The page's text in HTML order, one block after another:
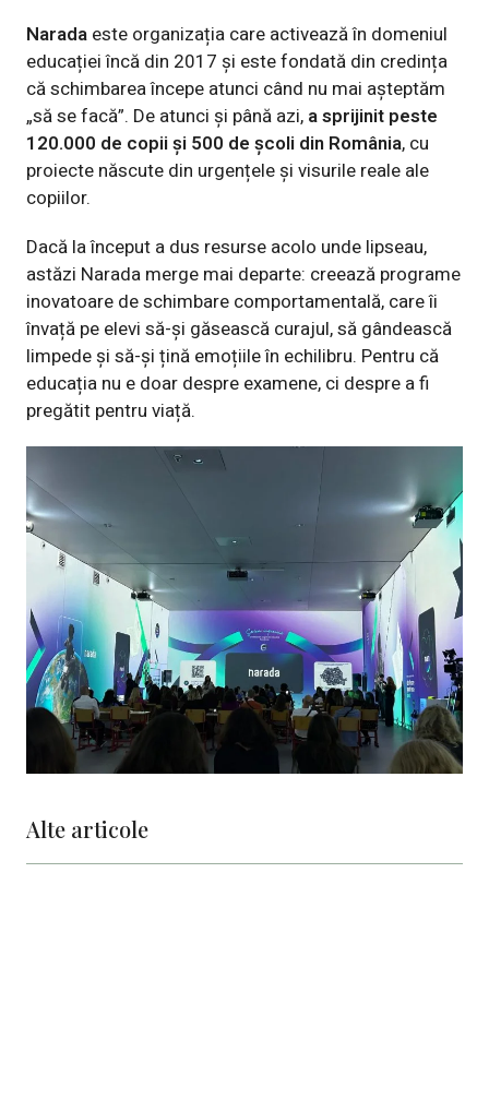
Alte articole
Narada este organizația care activează în domeniul
educației încă din 2017 și este fondată din credința
că schimbarea începe atunci când nu mai așteptăm
„să se facă”. De atunci și până azi, a sprijinit peste
120.000 de copii și 500 de școli din România, cu
proiecte născute din urgențele și visurile reale ale
copiilor.
Dacă la început a dus resurse acolo unde lipseau,
astăzi Narada merge mai departe: creează programe
inovatoare de schimbare comportamentală, care îi
învață pe elevi să-și găsească curajul, să gândească
limpede și să-și țină emoțiile în echilibru. Pentru că
educația nu e doar despre examene, ci despre a fi
pregătit pentru viață.